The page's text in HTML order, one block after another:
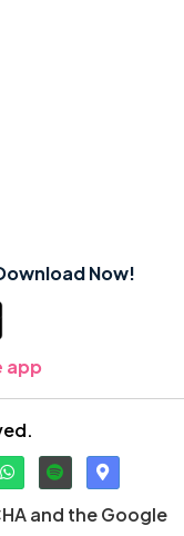
Now!
app
and the Google